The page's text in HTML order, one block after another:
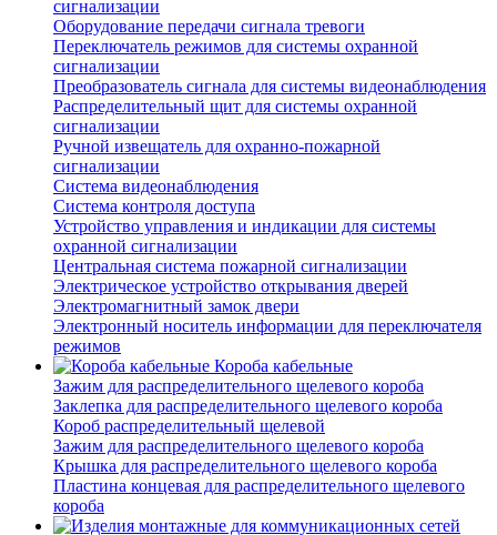
сигнализации
Оборудование передачи сигнала тревоги
Переключатель режимов для системы охранной
сигнализации
Преобразователь сигнала для системы видеонаблюдения
Распределительный щит для системы охранной
сигнализации
Ручной извещатель для охранно-пожарной
сигнализации
Система видеонаблюдения
Система контроля доступа
Устройство управления и индикации для системы
охранной сигнализации
Центральная система пожарной сигнализации
Электрическое устройство открывания дверей
Электромагнитный замок двери
Электронный носитель информации для переключателя
режимов
Короба кабельные
Зажим для распределительного щелевого короба
Заклепка для распределительного щелевого короба
Короб распределительный щелевой
Зажим для распределительного щелевого короба
Крышка для распределительного щелевого короба
Пластина концевая для распределительного щелевого
короба